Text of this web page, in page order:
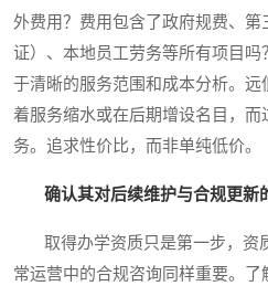
外费用？费用包含了政府规费、
证）、本地员工劳务等所有项目
于清晰的服务范围和成本分析。
着服务缩水或在后期增设名目，
务。追求性价比，而非单纯低价。
确认其对后续维护与合规更新
取得办学资质只是第一步，资
常运营中的合规咨询同样重要。